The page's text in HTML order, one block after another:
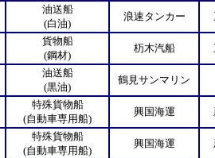
油送船
(白油)
浪速タンカー
貨物船
(鋼材)
杤木汽船
油送船
(黒油)
鶴見サンマリン
特殊貨物船
(自動車専用船)
興国海運
特殊貨物船
(自動車専用船)
興国海運